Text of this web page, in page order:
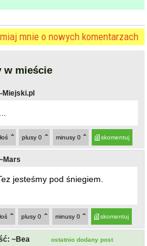
mnie o nowych komentarzach
w mieście
Miejski.pl
skomentuj
minusy 0
plusy 0
jesteśmy pod śniegiem.
skomentuj
minusy 0
plusy 0
~Bea ostatnio dodany post